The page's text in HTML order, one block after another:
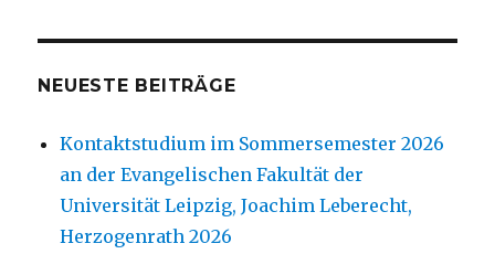
NEUESTE BEITRÄGE
Kontaktstudium im Sommersemester 2026
an der Evangelischen Fakultät der
Universität Leipzig, Joachim Leberecht,
Herzogenrath 2026